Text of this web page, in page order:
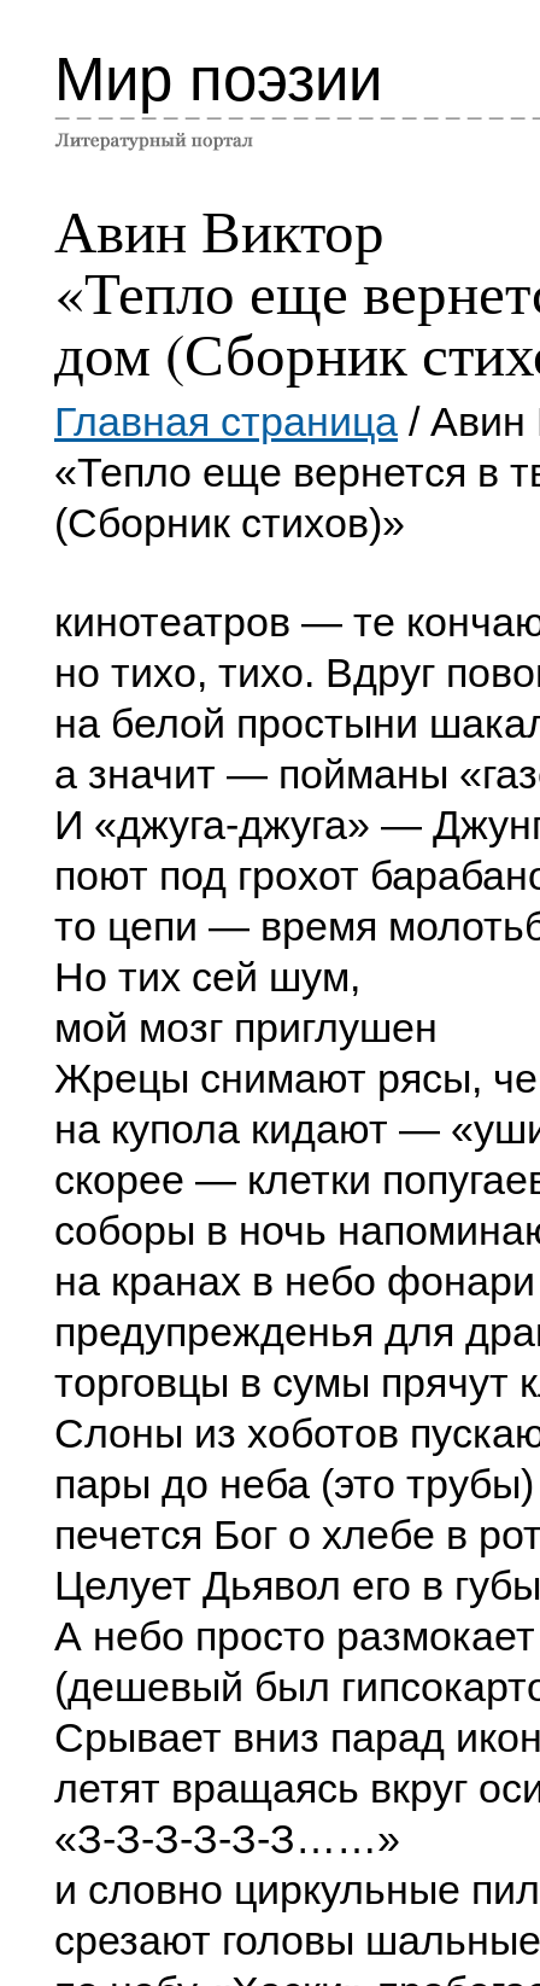
Мир поэзии
Авин Виктор
«Тепло еще
дом (Сборник
Главная страница / Авин
«Тепло еще вернется в
(Сборник стихов)»
кинотеатров — те
но тихо, тихо. Вдруг
на белой простыни
а значит — пойманы
И «джуга-джуга» —
поют под грохот
то цепи — время
Но тих сей шум,
мой мозг приглушен
Жрецы снимают рясы,
на купола кидают —
скорее — клетки
соборы в ночь
на кранах в небо фонари
предупрежденья для
торговцы в сумы прячут
Слоны из хоботов
пары до неба (это трубы)
печется Бог о хлебе в
Целует Дьявол его в губы
А небо просто размокает
(дешевый был
Срывает вниз парад
летят вращаясь вкруг
«З-З-З-З-З-З……»
и словно циркульные
срезают головы